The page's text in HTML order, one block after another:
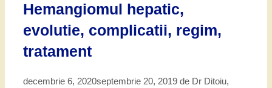
Hemangiomul hepatic,
evolutie, complicatii, regim,
tratament
decembrie 6, 2020septembrie 20, 2019 de Dr Ditoiu,